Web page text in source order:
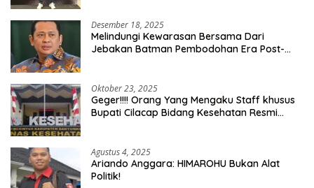
Desember 18, 2025
Melindungi Kewarasan Bersama Dari
Jebakan Batman Pembodohan Era Post-
Oktober 23, 2025
Geger!!!! Orang Yang Mengaku Staff khusus
Bupati Cilacap Bidang Kesehatan Resmi
Agustus 4, 2025
Ariando Anggara: HIMAROHU Bukan Alat
Politik!